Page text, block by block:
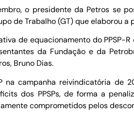
o presidente da Petros se
de Trabalho (GT) que elaborou
de equacionamento do PPSP-R
da Fundação e da
Bruno Dias.
na campanha reivindicatória de
dos PPSPs, de forma a
comprometidos pelos